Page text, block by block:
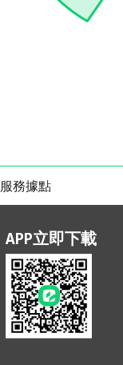
服務據點
APP立即下載